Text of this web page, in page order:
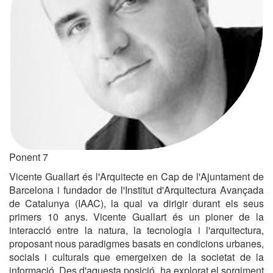
Ponent 7
Vicente Guallart és l'Arquitecte en Cap de l'Ajuntament de
Barcelona i fundador de l'Institut d'Arquitectura Avançada
de Catalunya (IAAC), la qual va dirigir durant els seus
primers 10 anys. Vicente Guallart és un pioner de la
interacció entre la natura, la tecnologia i l'arquitectura,
proposant nous paradigmes basats en condicions urbanes,
socials i culturals que emergeixen de la societat de la